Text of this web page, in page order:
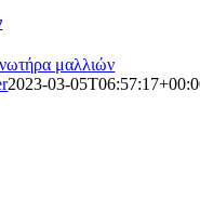
μαλλιών
2023-03-